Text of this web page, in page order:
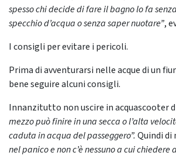
spesso chi decide di fare il bagno lo fa
specchio d’acqua o senza saper nuotare”,
I consigli per evitare i pericoli.
Prima di avventurarsi nelle acque di un
bene seguire alcuni consigli.
Innanzitutto non uscire in acquascooter
mezzo può finire in una secca o l’alta
caduta in acqua del passeggero”. Quindi di
nel panico e non c’è nessuno a cui chiedere